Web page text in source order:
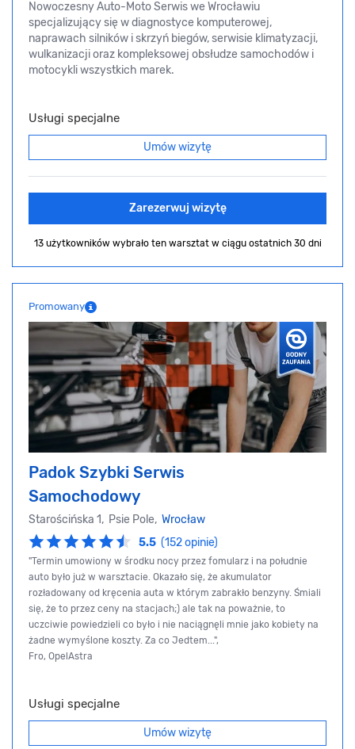
Nowoczesny Auto-Moto Serwis we Wrocławiu
specjalizujący się w diagnostyce komputerowej,
naprawach silników i skrzyń biegów, serwisie klimatyzacji,
wulkanizacji oraz kompleksowej obsłudze samochodów i
motocykli wszystkich marek.
Usługi specjalne
Umów wizytę
Zarezerwuj wizytę
13 użytkowników wybrało ten warsztat w ciągu ostatnich 30 dni
Promowany
Padok Szybki Serwis
Samochodowy
Starościńska 1, Psie Pole, Wrocław
5.5 (152 opinie)
"Termin umowiony w środku nocy przez fomularz i na południe
auto było już w warsztacie. Okazało się, że akumulator
rozładowany od kręcenia auta w którym zabrakło benzyny. Śmiali
się, że to przez ceny na stacjach;) ale tak na poważnie, to
uczciwie powiedzieli co było i nie naciągnęli mnie jako kobiety na
żadne wymyślone koszty. Za co Jedtem...",
Fro, OpelAstra
Usługi specjalne
Umów wizytę